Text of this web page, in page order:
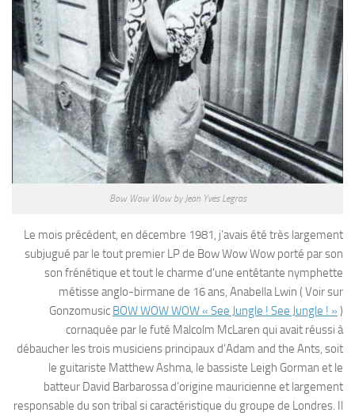
Bow Wow Wow by Jean Yves Legras
Le mois précédent, en décembre 1981, j’avais été très largement
subjugué par le tout premier LP de Bow Wow Wow porté par son
son frénétique et tout le charme d’une entêtante nymphette
métisse anglo-birmane de 16 ans, Anabella Lwin ( Voir sur
Gonzomusic BOW WOW WOW « See Jungle ! See Jungle ! » )
cornaquée par le futé Malcolm McLaren qui avait réussi à
débaucher les trois musiciens principaux d’Adam and the Ants, soit
le guitariste Matthew Ashma, le bassiste Leigh Gorman et le
batteur David Barbarossa d’origine mauricienne et largement
responsable du son tribal si caractéristique du groupe de Londres. Il